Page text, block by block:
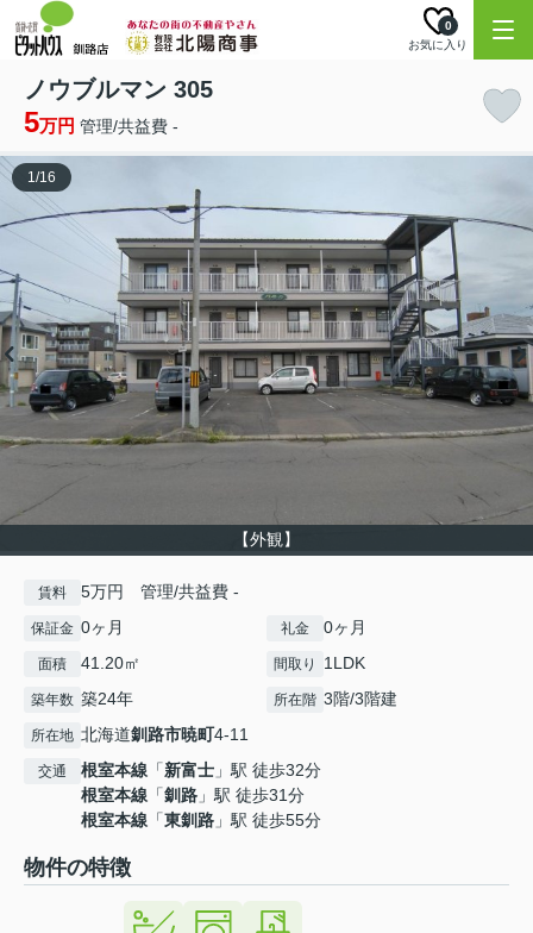
お気に入り
0
ノウブルマン 305
5万円 管理/共益費 -
【外観】
1/16
賃料 5万円 管理/共益費 -
保証金 0ヶ月 礼金 0ヶ月
面積 41.20㎡ 間取り 1LDK
築年数 築24年 所在階 3階/3階建
所在地 北海道釧路市暁町4-11
交通 根室本線 「新富士 」駅 徒歩32分
根室本線 「釧路 」駅 徒歩31分
根室本線 「東釧路 」駅 徒歩55分
物件の特徴